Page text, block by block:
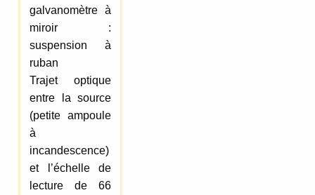
galvanomètre à
miroir :
suspension à
ruban
Trajet optique
entre la source
(petite ampoule
à
incandescence)
et l’échelle de
lecture de 66